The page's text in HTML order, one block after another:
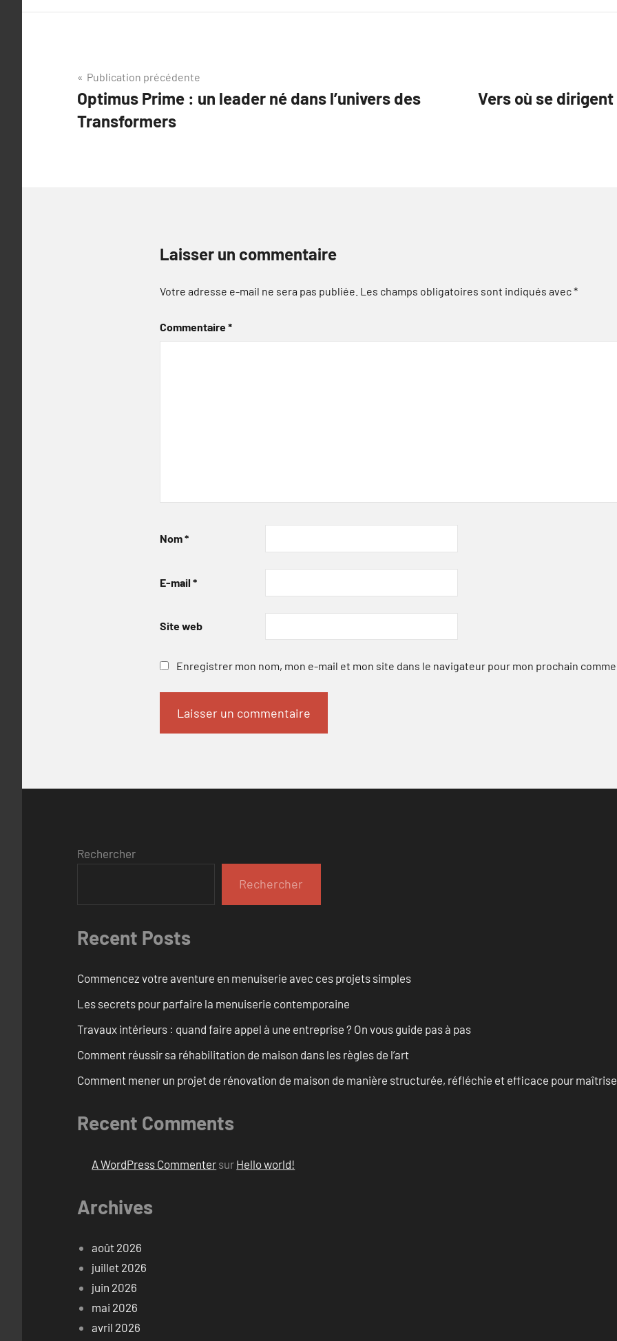
Navigation
de
l’article
Publication précédente
Optimus Prime : un leader né dans l’univers des
Transformers
Vers où se
Laisser un commentaire
Votre adresse e-mail ne sera pas publiée. Les champs obligatoires sont indiqués avec*
Commentaire*
Nom*
E-mail *
Site web
Enregistrer mon nom, mon e-mail et mon site dans le navigateur pour mon prochain
Rechercher
Rechercher
Recent Posts
Commencez votre aventure en menuiserie avec ces projets simples
Les secrets pour parfaire la menuiserie contemporaine
Travaux intérieurs : quand faire appel à une entreprise ? On vous guide pas à pas
Comment réussir sa réhabilitation de maison dans les règles de l’art
Comment mener un projet de rénovation de maison de manière structurée, réfléchie et efficace pour
Recent Comments
A WordPress Commenter sur Hello world!
Archives
août 2026
juillet 2026
juin 2026
mai 2026
avril 2026